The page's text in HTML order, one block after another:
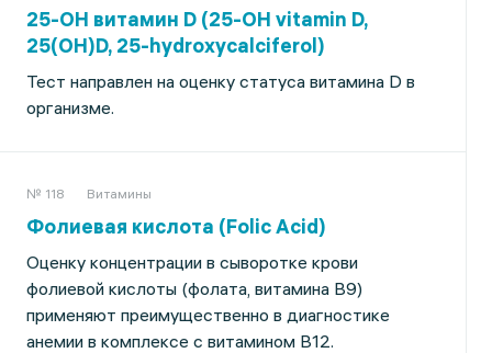
25-OH витамин D (25-OH vitamin D,
25(OH)D, 25-hydroxycalciferol)
Тест направлен на оценку статуса витамина D в
организме.
№ 118 Витамины
Фолиевая кислота (Folic Acid)
Оценку концентрации в сыворотке крови
фолиевой кислоты (фолата, витамина B9)
применяют преимущественно в диагностике
анемии в комплексе с витамином В12.